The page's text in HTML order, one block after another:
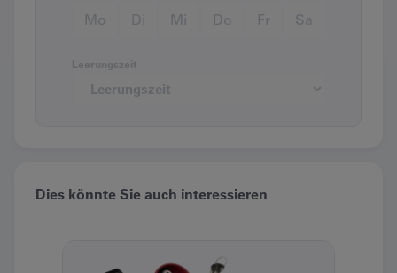
Mo Di Mi Do Fr Sa
Leerungszeit
Dies könnte Sie auch interessieren